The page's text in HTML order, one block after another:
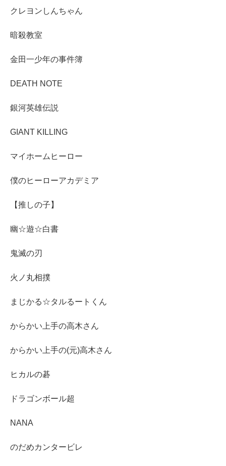
クレヨンしんちゃん
暗殺教室
金田一少年の事件簿
DEATH NOTE
銀河英雄伝説
GIANT KILLING
マイホームヒーロー
僕のヒーローアカデミア
【推しの子】
幽☆遊☆白書
鬼滅の刃
火ノ丸相撲
まじかる☆タルるートくん
からかい上手の高木さん
からかい上手の(元)高木さん
ヒカルの碁
ドラゴンボール超
NANA
のだめカンタービレ